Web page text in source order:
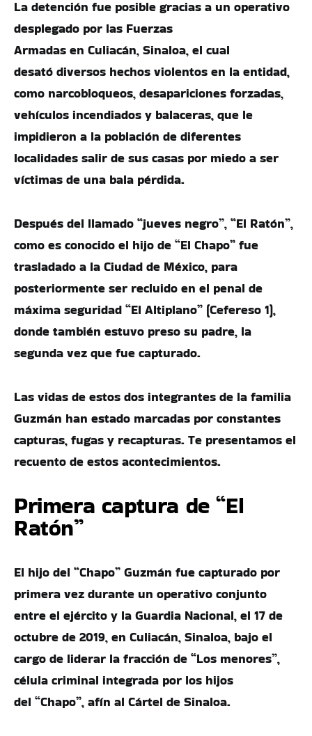
La detención fue posible gracias a un operativo
desplegado por las Fuerzas
Armadas en Culiacán, Sinaloa, el cual
desató diversos hechos violentos en la entidad,
como narcobloqueos, desapariciones forzadas,
vehículos incendiados y balaceras, que le
impidieron a la población de diferentes
localidades salir de sus casas por miedo a ser
víctimas de una bala pérdida.
Después del llamado “jueves negro”, “El Ratón”,
como es conocido el hijo de “El Chapo” fue
trasladado a la Ciudad de México, para
posteriormente ser recluido en el penal de
máxima seguridad “El Altiplano” (Cefereso 1),
donde también estuvo preso su padre, la
segunda vez que fue capturado.
Las vidas de estos dos integrantes de la familia
Guzmán han estado marcadas por constantes
capturas, fugas y recapturas. Te presentamos el
recuento de estos acontecimientos.
Primera captura de “El
Ratón”
El hijo del “Chapo” Guzmán fue capturado por
primera vez durante un operativo conjunto
entre el ejército y la Guardia Nacional, el 17 de
octubre de 2019, en Culiacán, Sinaloa, bajo el
cargo de liderar la fracción de “Los menores”,
célula criminal integrada por los hijos
del “Chapo”, afín al Cártel de Sinaloa.